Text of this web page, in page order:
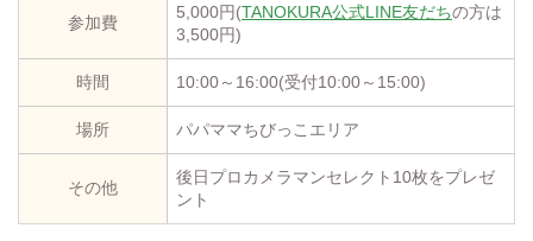
参加費
5,000円(TANOKURA公式LINE友だちの方は
3,500円)
時間 10:00～16:00(受付10:00～15:00)
場所 パパママちびっこエリア
その他
後日プロカメラマンセレクト10枚をプレゼ
ント